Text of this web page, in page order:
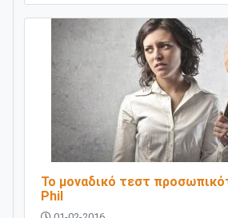
Το μοναδικό τεστ
Phil